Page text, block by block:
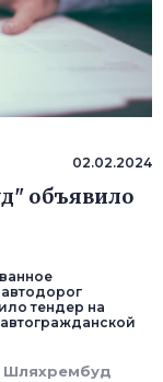
02.02.2024
объявило
тендер на
автогражданской
Шляхрембуд